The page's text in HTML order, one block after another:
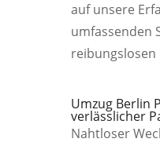
auf unsere
umfassenden
reibungslosen
Umzug Berlin
verlässlicher
Nahtloser